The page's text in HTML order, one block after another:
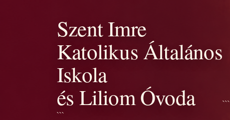
Szent Imre
Katolikus Általános
Iskola
és Liliom Óvoda
```
```